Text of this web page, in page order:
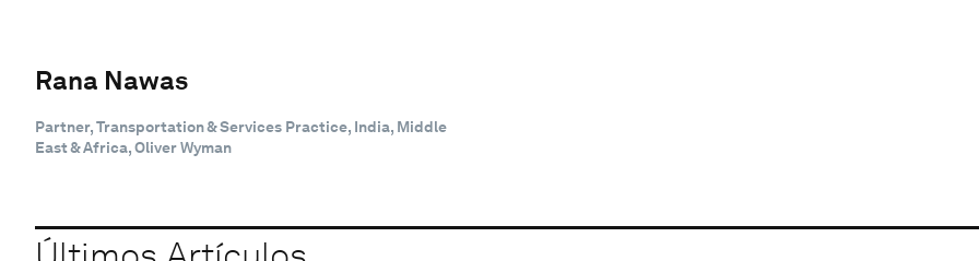
Rana Nawas
Partner, Transportation & Services Practice, India, Middle
East & Africa, Oliver Wyman